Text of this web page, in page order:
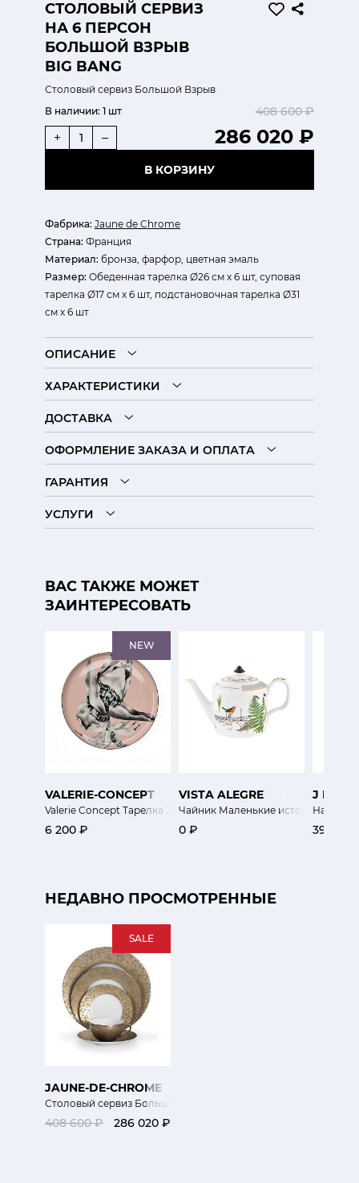
СТОЛОВЫЙ СЕРВИЗ
НА 6 ПЕРСОН
БОЛЬШОЙ ВЗРЫВ
BIG BANG
Столовый сервиз Большой Взрыв
Фабрика: Jaune de Chrome
Страна: Франция
Материал: бронза, фарфор, цветная эмаль
Размер: Обеденная тарелка Ø26 см х 6 шт, суповая
тарелка Ø17 см х 6 шт, подстановочная тарелка Ø31
см х 6 шт
В наличии: 1 шт 408 600 ₽
286 020 ₽
+ –
В КОРЗИНУ
ОПИСАНИЕ
ХАРАКТЕРИСТИКИ
ДОСТАВКА
ОФОРМЛЕНИЕ ЗАКАЗА И ОПЛАТА
ГАРАНТИЯ
УСЛУГИ
ВАС ТАКЖЕ МОЖЕТ
ЗАИНТЕРЕСОВАТЬ
NEW
VALERIE-CONCEPT
Valerie Concept Тарелка 26 см Экзо
6 200 ₽
VISTA ALEGRE
Чайник Маленькие истории
0 ₽
J L
Набор
39 200
НЕДАВНО ПРОСМОТРЕННЫЕ
SALE
JAUNE-DE-CHROME
Столовый сервиз Большой Взрыв
408 600 ₽ 286 020 ₽